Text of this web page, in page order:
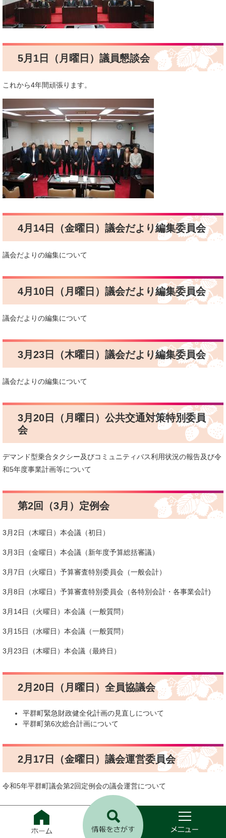
メ
5月1日（月曜日）議員懇談会
これから4年間頑張ります。
4月14日（金曜日）議会だより編集委員会
議会だよりの編集について
4月10日（月曜日）議会だより編集委員会
議会だよりの編集について
3月23日（木曜日）議会だより編集委員会
議会だよりの編集について
3月20日（月曜日）公共交通対策特別委員
会
デマンド型乗合タクシー及びコミュニティバス利用状況の報告及び令
和5年度事業計画等について
第2回（3月）定例会
3月2日（木曜日）本会議（初日）
3月3日（金曜日）本会議（新年度予算総括審議）
3月7日（火曜日）予算審査特別委員会（一般会計）
3月8日（水曜日）予算審査特別委員会（各特別会計・各事業会計)
3月14日（火曜日）本会議（一般質問）
3月15日（水曜日）本会議（一般質問）
3月23日（木曜日）本会議（最終日）
2月20日（月曜日）全員協議会
平群町緊急財政健全化計画の見直しについて
​平群町第6次総合計画について
2月17日（金曜日）議会運営委員会
令和5年平群町議会第2回定例会の議会運営について
2月3日（金曜日）議員懇談会